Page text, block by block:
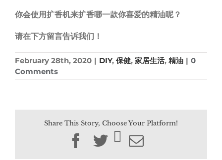
你会使用扩香机来扩香哪一款你喜爱的精油呢？
请在下方留言告诉我们！
February 28th, 2020 | DIY, 保健, 家居生活, 精油 | 0
Comments
Share This Story, Choose Your Platform!
Facebook
TwitterEmail